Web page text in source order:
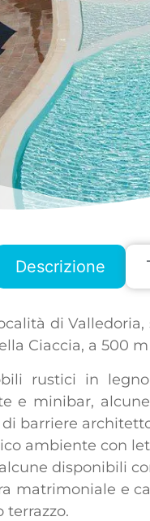
Descrizione
di
Ciaccia, a 500
rustici in
e minibar,
barriere
ambiente con
disponibili
matrimoniale e
terrazzo.